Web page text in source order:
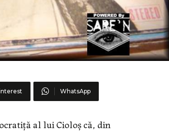
WhatsApp
al lui Cioloș că, din